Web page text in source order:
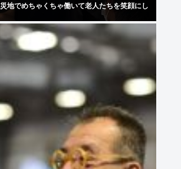
地でめちゃくちゃ働いて老人たちを笑顔にし